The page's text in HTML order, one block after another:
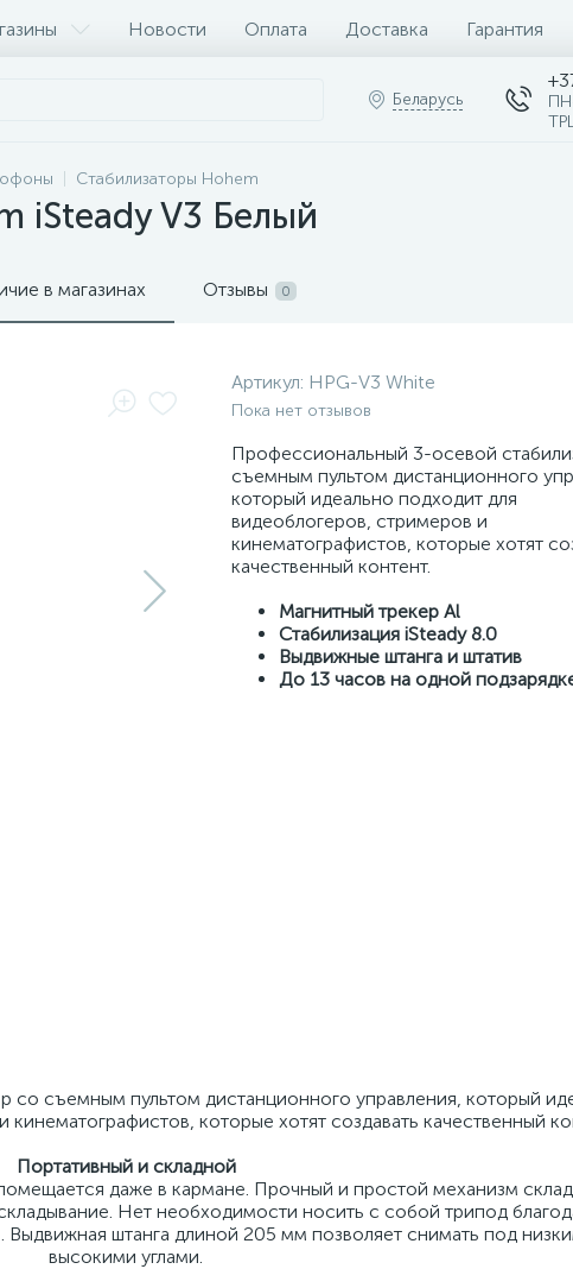
Новости Оплата Доставка Гарантия
Беларусь
Стабилизаторы Hohem
iSteady V3 Белый
в магазинах Отзывы 0
Артикул: HPG-V3 White
Пока нет отзывов
Профессиональный 3-осевой
съемным пультом дистанционного
который идеально подходит для
видеоблогеров, стримеров и
кинематографистов, которые хотят
качественный контент.
Магнитный трекер Al
Стабилизация iSteady 8.0
Выдвижные штанга и штатив
До 13 часов на одной
съемным пультом дистанционного управления, который
которые хотят создавать качественный
Портативный и складной
даже в кармане. Прочный и простой механизм
Нет необходимости носить с собой трипод
штанга длиной 205 мм позволяет снимать под
высокими углами.